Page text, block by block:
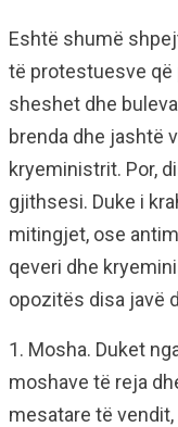
Eshtë shumë
të protestuesve
sheshet dhe
brenda dhe jashtë
kryeministrit. Por,
gjithsesi. Duke i
mitingjet, ose
qeveri dhe
opozitës disa javë
1. Mosha. Duket
moshave të reja
mesatare të